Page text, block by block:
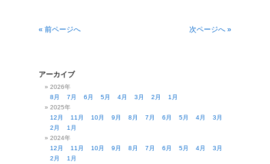
« 前ページへ 次ページへ »
アーカイブ
2026年
8月
7月 6月 5月 4月 3月 2月
1月
2025年
12月
11月 10月 9月 8月 7月 6月 5月 4月
3月
2月
1月
2024年
12月
11月 10月 9月 8月 7月 6月 5月 4月
3月
2月
1月